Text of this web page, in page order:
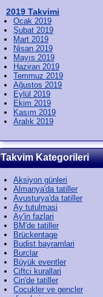
2019 Takvimi
Ocak 2019
Şubat 2019
Mart 2019
Nisan 2019
Mayıs 2019
Haziran 2019
Temmuz 2019
Ağustos 2019
Eylül 2019
Ekim 2019
Kasım 2019
Aralık 2019
Takvim Kategorileri
Aksiyon günleri
Almanya'da tatiller
Avusturya'da tatiller
Ay tutulmasi
Ay'in fazlari
BM'de tatiller
Brückentage
Budist bayramlari
Burclar
Büyük eventler
Ciftci kurallari
Cin'de tatiller
Cocukler ve gencler